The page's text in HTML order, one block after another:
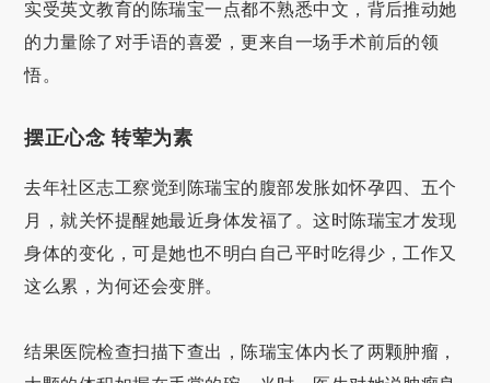
实受英文教育的陈瑞宝一点都不熟悉中文，背后推动她
的力量除了对手语的喜爱，更来自一场手术前后的领
悟。
摆正心念 转荤为素
去年社区志工察觉到陈瑞宝的腹部发胀如怀孕四、五个
月，就关怀提醒她最近身体发福了。这时陈瑞宝才发现
身体的变化，可是她也不明白自己平时吃得少，工作又
这么累，为何还会变胖。
结果医院检查扫描下查出，陈瑞宝体内长了两颗肿瘤，